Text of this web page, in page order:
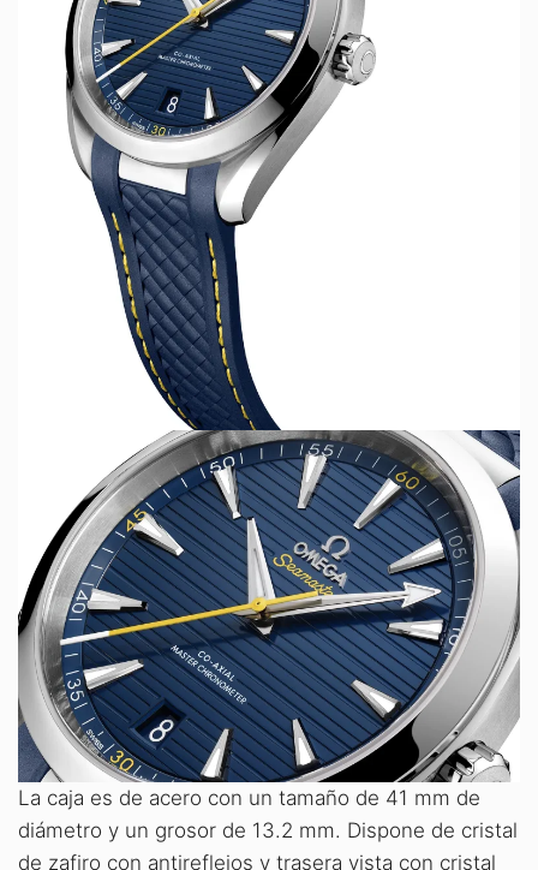
La caja es de acero con un tamaño de 41 mm de
diámetro y un grosor de 13.2 mm. Dispone de cristal
de zafiro con antireflejos y trasera vista con cristal